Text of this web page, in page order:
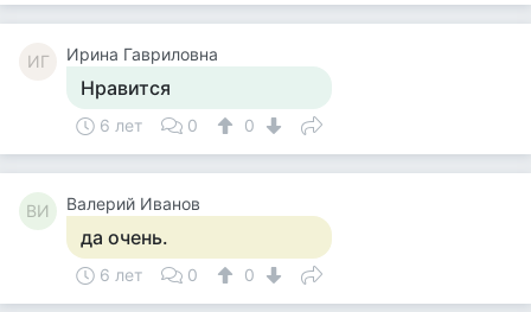
ИГ Ирина Гавриловна
Нравится
6 лет 0 0
ВИ Валерий Иванов
да очень.
6 лет 0 0